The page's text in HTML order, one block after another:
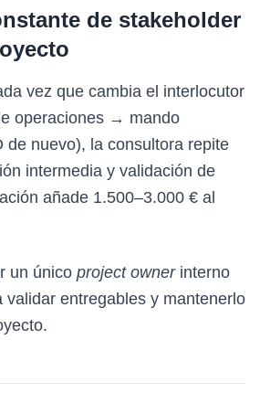
de stakeholder
vez que cambia el interlocutor
operaciones → mando
nuevo), la consultora repite
intermedia y validación de
añade 1.500–3.000 € al
un único project ownerinterno
validar entregables y mantenerlo